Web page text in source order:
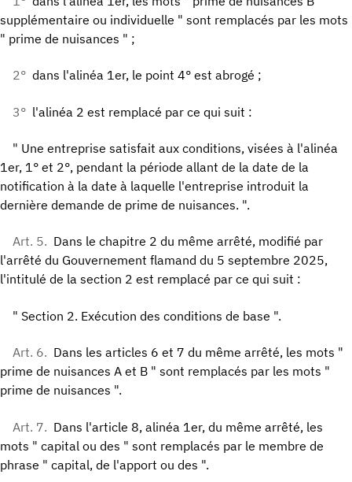
supplémentaire ou individuelle " sont remplacés par les mots
" prime de nuisances " ;
2° dans l'alinéa 1er, le point 4° est abrogé ;
3° l'alinéa 2 est remplacé par ce qui suit :
" Une entreprise satisfait aux conditions, visées à l'alinéa
1er, 1° et 2°, pendant la période allant de la date de la
notification à la date à laquelle l'entreprise introduit la
dernière demande de prime de nuisances. ".
Art. 5. Dans le chapitre 2 du même arrêté, modifié par
l'arrêté du Gouvernement flamand du 5 septembre 2025,
l'intitulé de la section 2 est remplacé par ce qui suit :
" Section 2. Exécution des conditions de base ".
Art. 6. Dans les articles 6 et 7 du même arrêté, les mots "
prime de nuisances A et B " sont remplacés par les mots "
prime de nuisances ".
Art. 7. Dans l'article 8, alinéa 1er, du même arrêté, les
mots " capital ou des " sont remplacés par le membre de
phrase " capital, de l'apport ou des ".